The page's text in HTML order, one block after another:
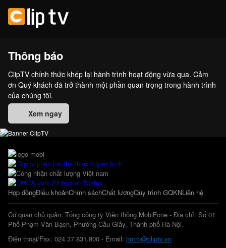
Thông báo
ClipTV chính thức khép lại hành trình hoạt động vừa qua. Cảm
ơn Quý khách đã trở thành một phần quan trọng trong hành trình
của chúng tôi.
Xem ngay
Hợp đồngĐiều khoảnChính sáchChất lượngQuy trình GQKNLiên hệ
Cơ quan chủ quản: Tổng công ty Viễn thông MobiFone - Địa chỉ: Số 01
Phố Phạm Văn Bạch, Phường Cầu Giấy, Thành phố Hà Nội.
Điện thoại/Fax: 024.37.831.800 - Email: hotro@cliptv.vn